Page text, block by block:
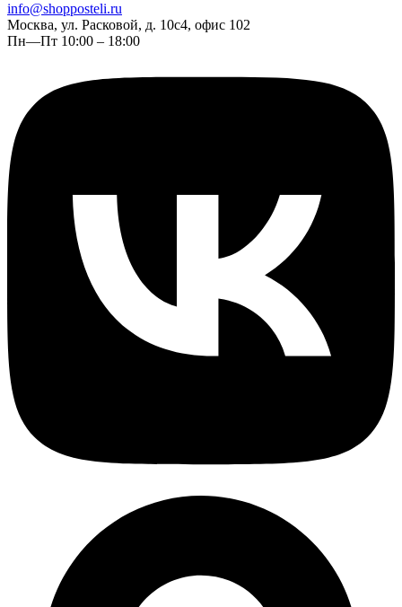
info@shopposteli.ru
Москва, ул. Расковой, д. 10с4, офис 102
Пн—Пт 10:00 – 18:00